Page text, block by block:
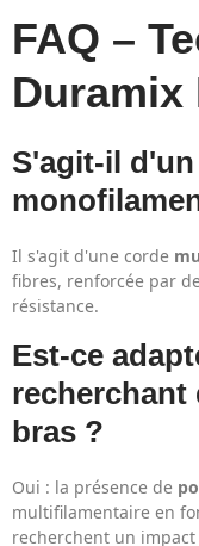
FAQ –
Duramix
S'agit-il
Il s'agit d'une corde
fibres, renforcée par
résistance.
Est-ce
bras ?
Oui : la présence de
multifilamentaire en
recherchent un